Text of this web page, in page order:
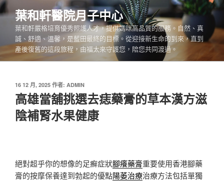
跳
至
內
葉和軒醫院月子中心
葉和軒嚴格培育優秀照護人才，提供媽咪高品質的服務。自然、真
誠、舒適、溫馨，是藍田最終的目標。從迎接新生命的到來，直到
產後復舊的這段旅程，由福太來守護您，陪您共同渡過。
發
佈
於
16 12 月, 2025 作者: ADMIN
高雄當舖挑選去痣藥膏的草本漢方滋
陰補腎水果健康
絕對超乎你的想像的足癬症狀腳癢藥膏重要使用香港腳藥
膏的按摩保養達到勃起的優點陽萎治療治療方法包括單獨